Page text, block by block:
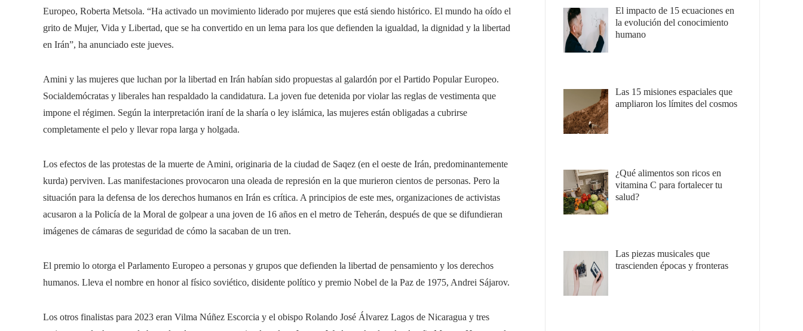
Europeo, Roberta Metsola. “Ha activado un movimiento liderado por mujeres que está siendo histórico. El mundo ha oído el
grito de Mujer, Vida y Libertad, que se ha convertido en un lema para los que defienden la igualdad, la dignidad y la libertad
en Irán”, ha anunciado este jueves.
Amini y las mujeres que luchan por la libertad en Irán habían sido propuestas al galardón por el Partido Popular Europeo.
Socialdemócratas y liberales han respaldado la candidatura. La joven fue detenida por violar las reglas de vestimenta que
impone el régimen. Según la interpretación iraní de la sharía o ley islámica, las mujeres están obligadas a cubrirse
completamente el pelo y llevar ropa larga y holgada.
Los efectos de las protestas de la muerte de Amini, originaria de la ciudad de Saqez (en el oeste de Irán, predominantemente
kurda) perviven. Las manifestaciones provocaron una oleada de represión en la que murieron cientos de personas. Pero la
situación para la defensa de los derechos humanos en Irán es crítica. A principios de este mes, organizaciones de activistas
acusaron a la Policía de la Moral de golpear a una joven de 16 años en el metro de Teherán, después de que se difundieran
imágenes de cámaras de seguridad de cómo la sacaban de un tren.
El premio lo otorga el Parlamento Europeo a personas y grupos que defienden la libertad de pensamiento y los derechos
humanos. Lleva el nombre en honor al físico soviético, disidente político y premio Nobel de la Paz de 1975, Andrei Sájarov.
Los otros finalistas para 2023 eran Vilma Núñez Escorcia y el obispo Rolando José Álvarez Lagos de Nicaragua y tres
El impacto de 15 ecuaciones en
la evolución del conocimiento
humano
Las 15 misiones espaciales que
ampliaron los límites del cosmos
¿Qué alimentos son ricos en
vitamina C para fortalecer tu
salud?
Las piezas musicales que
trascienden épocas y fronteras